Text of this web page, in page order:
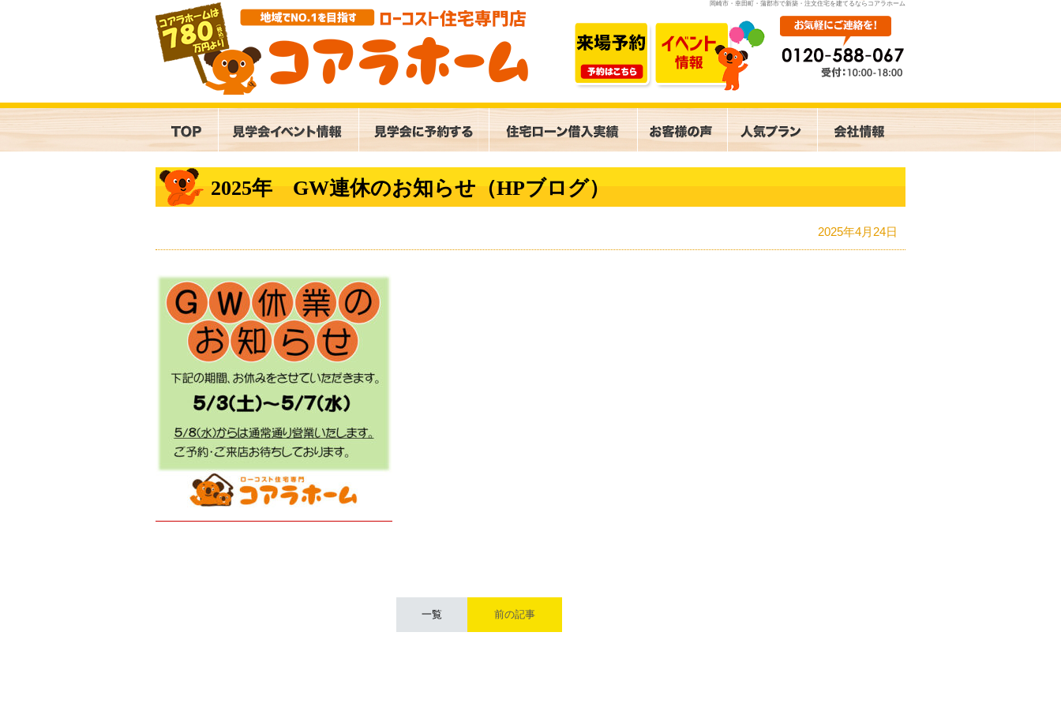
岡崎市・幸田町・蒲郡市で新築・注文住宅を建てるならコアラホーム
2025年 GW連休のお知らせ（HPブログ）
2025年4月24日
一覧 前の記事